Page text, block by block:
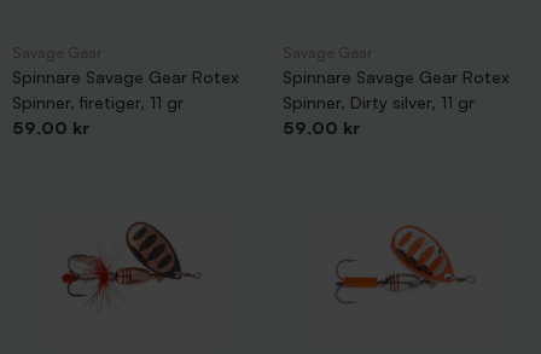
Spinnare Savage Gear Rotex
Spinner, firetiger, 11 gr
Pris
59,00 kr
Spinnare Savage Gear Rotex
Spinner, Dirty silver, 11 gr
Pris
59,00 kr